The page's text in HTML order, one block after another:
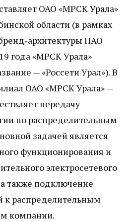
ОАО «МРСК Урала»
области (в рамках
архитектуры ПАО
года «МРСК Урала»
— «Россети Урал»). В
ОАО «МРСК Урала» —
передачу
по распределительным
задачей является
функционирования и
электросетевого
также подключение
к распределительным
компании.